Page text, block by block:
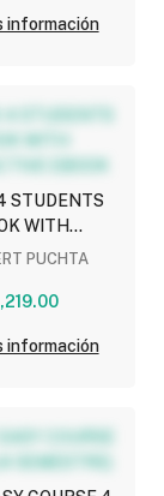
información
STUDENTS
WITH
EBOOK
PUCHTA
información